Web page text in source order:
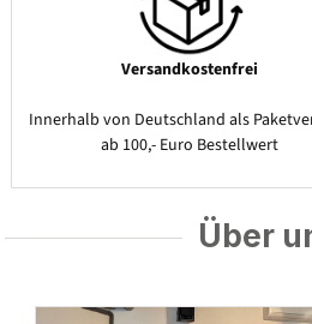
Versandkostenfrei
Innerhalb von Deutschland als
ab 100,- Euro Bestellwert
Über